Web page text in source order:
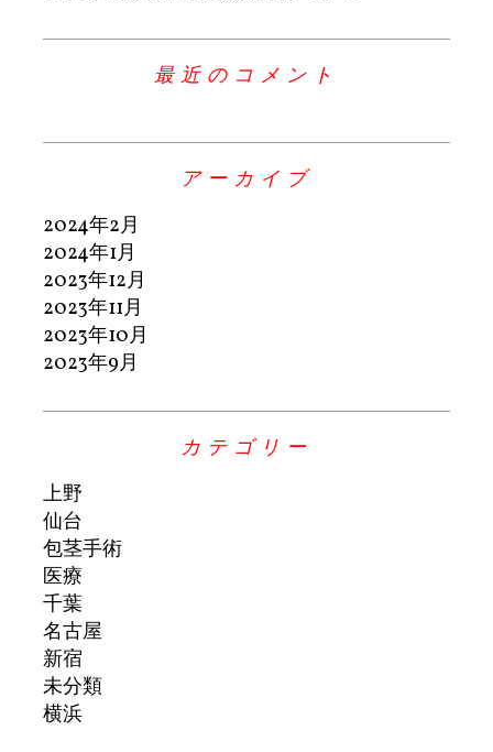
最近のコメント
アーカイブ
2024年2月
2024年1月
2023年12月
2023年11月
2023年10月
2023年9月
カテゴリー
上野
仙台
包茎手術
医療
千葉
名古屋
新宿
未分類
横浜